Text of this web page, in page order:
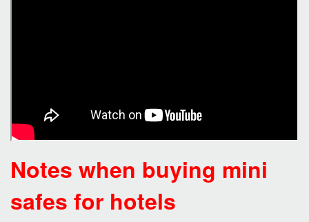
Notes when buying mini
safes for hotels